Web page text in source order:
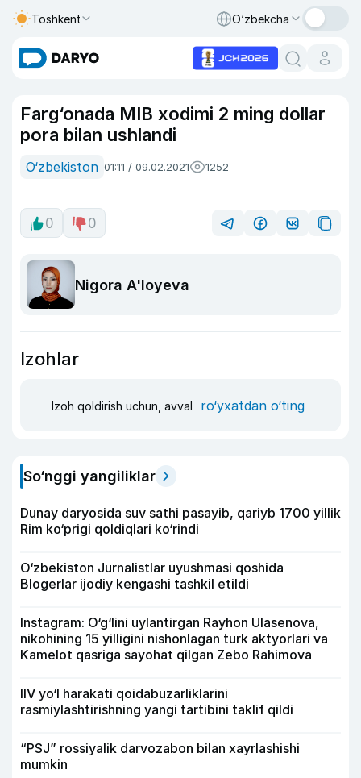
Toshkent O‘zbekcha
Farg‘onada MIB xodimi 2 ming dollar
pora bilan ushlandi
O‘zbekiston 01:11 / 09.02.2021 1252
0 0
Nigora A'loyeva
Izohlar
Izoh qoldirish uchun, avval ro‘yxatdan o‘ting
So‘nggi yangiliklar
Dunay daryosida suv sathi pasayib, qariyb 1700 yillik
Rim ko‘prigi qoldiqlari ko‘rindi
O‘zbekiston Jurnalistlar uyushmasi qoshida
Blogerlar ijodiy kengashi tashkil etildi
Instagram: O‘g‘lini uylantirgan Rayhon Ulasenova,
nikohining 15 yilligini nishonlagan turk aktyorlari va
Kamelot qasriga sayohat qilgan Zebo Rahimova
IIV yo‘l harakati qoidabuzarliklarini
rasmiylashtirishning yangi tartibini taklif qildi
“PSJ” rossiyalik darvozabon bilan xayrlashishi
mumkin